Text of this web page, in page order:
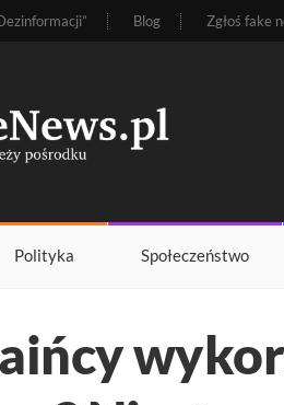
Blog Zgłoś fake
Polityka Społeczeństwo